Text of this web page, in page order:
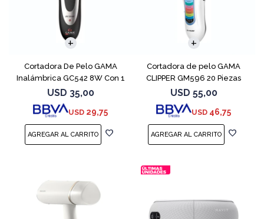
Cortadora De Pelo GAMA
Inalámbrica GC542 8W Con 1
Peine
USD 35,00
USD 29,75
Cortadora de pelo GAMA
CLIPPER GM596 20 Piezas
White
USD 55,00
USD 46,75